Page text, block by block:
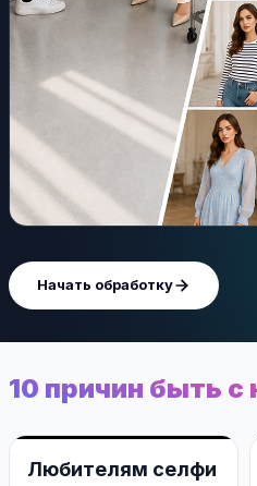
Начать обработку
10 причин быть с
Любителям селфи